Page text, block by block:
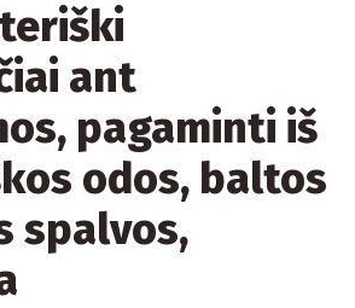
ant
pagaminti iš
odos, baltos
spalvos,